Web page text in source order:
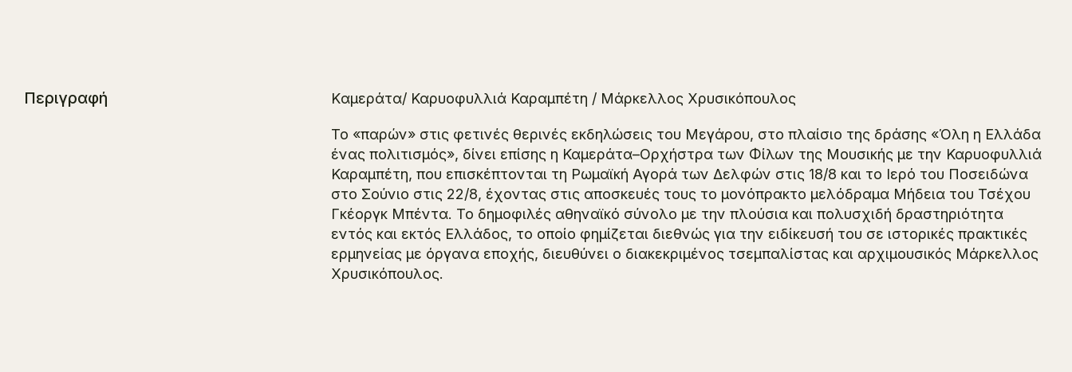
Περιγραφή Kαμεράτα/ Καρυοφυλλιά Καραμπέτη / Μάρκελλος Χρυσικόπουλος
Το «παρών» στις φετινές θερινές εκδηλώσεις του Μεγάρου, στο πλαίσιο της δράσης «Όλη η Ελλάδα
ένας πολιτισμός», δίνει επίσης η Καμεράτα–Ορχήστρα των Φίλων της Μουσικής με την Καρυοφυλλιά
Καραμπέτη, που επισκέπτονται τη Ρωμαϊκή Αγορά των Δελφών στις 18/8 και το Ιερό του Ποσειδώνα
στο Σούνιο στις 22/8, έχοντας στις αποσκευές τους το μονόπρακτο μελόδραμα Μήδεια του Τσέχου
Γκέοργκ Μπέντα. Το δημοφιλές αθηναϊκό σύνολο με την πλούσια και πολυσχιδή δραστηριότητα
εντός και εκτός Ελλάδος, το οποίο φημίζεται διεθνώς για την ειδίκευσή του σε ιστορικές πρακτικές
ερμηνείας με όργανα εποχής, διευθύνει ο διακεκριμένος τσεμπαλίστας και αρχιμουσικός Μάρκελλος
Χρυσικόπουλος.